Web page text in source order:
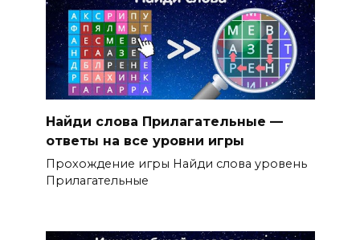
Найди слова Прилагательные —
ответы на все уровни игры
Прохождение игры Найди слова уровень
Прилагательные